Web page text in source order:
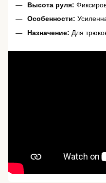
Высота руля:
Особенности:
Назначение: Для